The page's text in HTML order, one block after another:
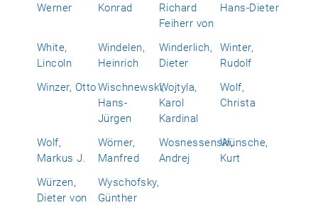
Werner
Konrad
Richard
Feiherr von
Hans-Dieter
White,
Lincoln
Windelen,
Heinrich
Winderlich,
Dieter
Winter,
Rudolf
Winzer, OttoWischnewski,
Hans-
Jürgen
Wojtyla,
Karol
Kardinal
Wolf,
Christa
Wolf,
Markus J.
Wörner,
Manfred
Wosnessenski,
Andrej
Wünsche,
Kurt
Würzen,
Dieter von
Wyschofsky,
Günther